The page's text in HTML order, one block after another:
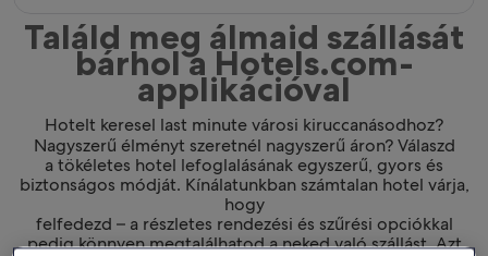
Találd meg álmaid szállását
bárhol a Hotels.com-
applikációval
Hotelt keresel last minute városi kiruccanásodhoz?
Nagyszerű élményt szeretnél nagyszerű áron? Válaszd
a tökéletes hotel lefoglalásának egyszerű, gyors és
biztonságos módját. Kínálatunkban számtalan hotel várja,
hogy
felfedezd – a részletes rendezési és szűrési opciókkal
pedig könnyen megtalálhatod a neked való szállást. Azt